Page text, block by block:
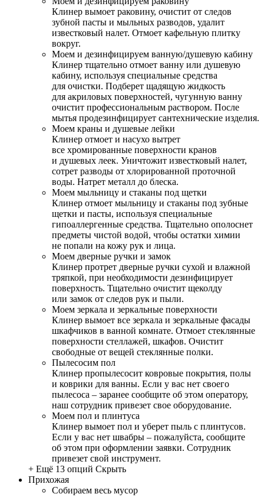
Клинер вымоет раковину, очистит от следов
зубной пасты и мыльных разводов, удалит
известковый налет. Отмоет кафельную плитку
вокруг.
Моем и дезинфицируем ванную/душевую кабину
Клинер тщательно отмоет ванну или душевую
кабину, используя специальные средства
для очистки. Подберет щадящую жидкость
для акриловых поверхностей, чугунную ванну
очистит профессиональным раствором. После
мытья продезинфицирует сантехнические изделия.
Моем краны и душевые лейки
Клинер отмоет и насухо вытрет
все хромированные поверхности кранов
и душевых леек. Уничтожит известковый налет,
сотрет разводы от хлорированной проточной
воды. Натрет металл до блеска.
Моем мыльницу и стаканы под щетки
Клинер отмоет мыльницу и стаканы под зубные
щетки и пасты, используя специальные
гипоаллергенные средства. Тщательно ополоснет
предметы чистой водой, чтобы остатки химии
не попали на кожу рук и лица.
Моем дверные ручки и замок
Клинер протрет дверные ручки сухой и влажной
тряпкой, при необходимости дезинфицирует
поверхность. Тщательно очистит щеколду
или замок от следов рук и пыли.
Моем зеркала и зеркальные поверхности
Клинер вымоет все зеркала и зеркальные фасады
шкафчиков в ванной комнате. Отмоет стеклянные
поверхности стеллажей, шкафов. Очистит
свободные от вещей стеклянные полки.
Пылесосим пол
Клинер пропылесосит ковровые покрытия, полы
и коврики для ванны. Если у вас нет своего
пылесоса – заранее сообщите об этом оператору,
наш сотрудник привезет свое оборудование.
Моем пол и плинтуса
Клинер вымоет пол и уберет пыль с плинтусов.
Если у вас нет швабры – пожалуйста, сообщите
об этом при оформлении заявки. Сотрудник
привезет свой инструмент.
+ Ещё 13 опций Скрыть
Прихожая
Собираем весь мусор